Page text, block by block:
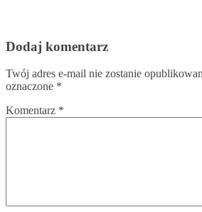
Dodaj komentarz
Twój adres e-mail nie zostanie
oznaczone *
Komentarz *